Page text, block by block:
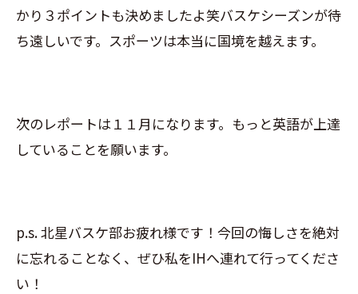
かり３ポイントも決めましたよ笑バスケシーズンが待
ち遠しいです。スポーツは本当に国境を越えます。
次のレポートは１１月になります。もっと英語が上達
していることを願います。
p.s. 北星バスケ部お疲れ様です！今回の悔しさを絶対
に忘れることなく、ぜひ私をIHへ連れて行ってくださ
い！